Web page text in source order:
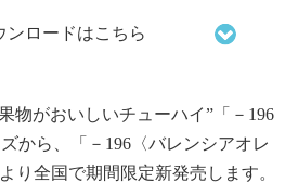
ンロードはこちら
物がおいしいチューハイ”「－196
から、「－196〈バレンシアオレ
り全国で期間限定新発売します。